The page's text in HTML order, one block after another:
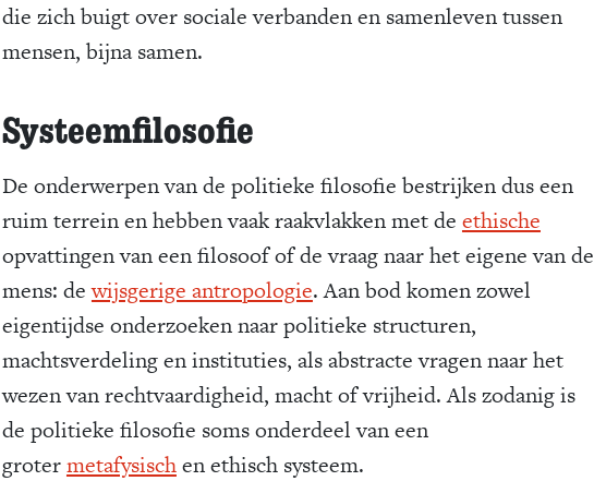
die zich buigt over sociale verbanden en samenleven tussen
mensen, bijna samen.
Systeemfilosofie
De onderwerpen van de politieke filosofie bestrijken dus een
ruim terrein en hebben vaak raakvlakken met de ethische
opvattingen van een filosoof of de vraag naar het eigene van de
mens: dewijsgerige antropologie. Aan bod komen zowel
eigentijdse onderzoeken naar politieke structuren,
machtsverdeling en instituties, als abstracte vragen naar het
wezen van rechtvaardigheid, macht of vrijheid. Als zodanig is
de politieke filosofie soms onderdeel van een
grotermetafysischen ethisch systeem.